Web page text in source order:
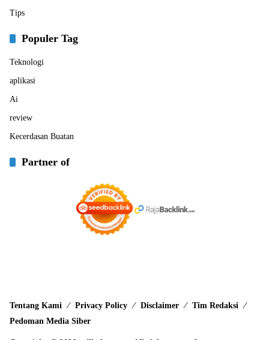
Tips
Populer Tag
Teknologi
aplikasi
Ai
review
Kecerdasan Buatan
Partner of
Tentang Kami Privacy Policy Disclaimer
Tim Redaksi
Pedoman Media Siber